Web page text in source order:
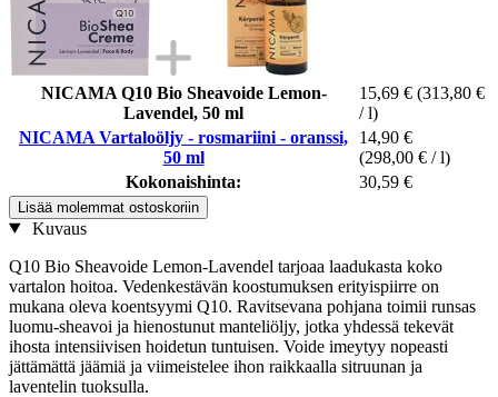
NICAMA Q10 Bio Sheavoide Lemon-
Lavendel, 50 ml
15,69 € (313,80 €
/ l)
NICAMA Vartaloöljy - rosmariini - oranssi,
50 ml
14,90 €
(298,00 € / l)
Kokonaishinta:
30,59 €
Lisää molemmat ostoskoriin
Kuvaus
Q10 Bio Sheavoide Lemon-Lavendel tarjoaa laadukasta koko
vartalon hoitoa. Vedenkestävän koostumuksen erityispiirre on
mukana oleva koentsyymi Q10. Ravitsevana pohjana toimii runsas
luomu-sheavoi ja hienostunut manteliöljy, jotka yhdessä tekevät
ihosta intensiivisen hoidetun tuntuisen. Voide imeytyy nopeasti
jättämättä jäämiä ja viimeistelee ihon raikkaalla sitruunan ja
laventelin tuoksulla.